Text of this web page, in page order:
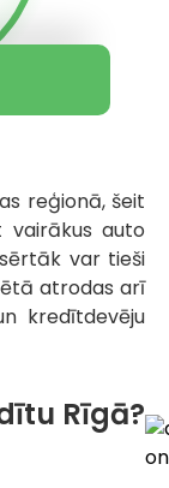
reģionā, šeit
vairākus auto
var tieši
atrodas arī
kredītdevēju
Rīgā?